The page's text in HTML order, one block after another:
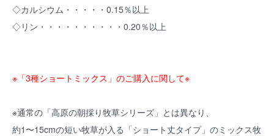
◇カルシウム・・・・・0.15％以上
◇リン・・・・・・・・・・0.20％以上
※「3種ショートミックス」のご購入に関して※
※通常の「高原の朝採り牧草シリーズ」とは異なり、
約1〜15cmの短い牧草が入る「ショート丈タイプ」のミックス牧